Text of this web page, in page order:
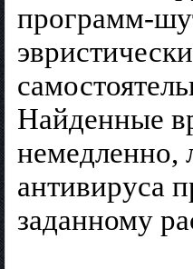
программ-
Найденные
немедленно,
антивируса
заданному